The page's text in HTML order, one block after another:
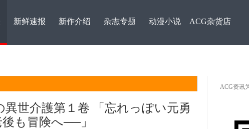
新鲜速报 新作介绍 杂志专题 动漫小说 ACG杂货店
世介護第１卷 「忘れっぽい元勇
も冒険へ──」
ACG资讯